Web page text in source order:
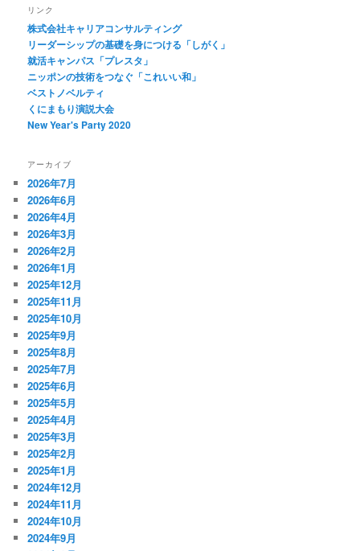
リンク
株式会社キャリアコンサルティング
リーダーシップの基礎を身につける「しがく」
就活キャンパス「プレスタ」
ニッポンの技術をつなぐ「これいい和」
ベストノベルティ
くにまもり演説大会
New Year's Party 2020
アーカイブ
2026年7月
2026年6月
2026年4月
2026年3月
2026年2月
2026年1月
2025年12月
2025年11月
2025年10月
2025年9月
2025年8月
2025年7月
2025年6月
2025年5月
2025年4月
2025年3月
2025年2月
2025年1月
2024年12月
2024年11月
2024年10月
2024年9月